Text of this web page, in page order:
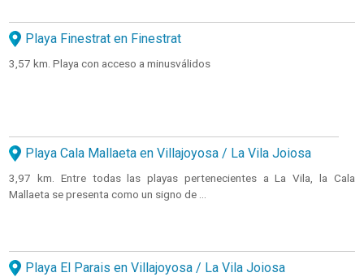
Playa Finestrat en Finestrat
3,57 km. Playa con acceso a minusválidos
Playa Cala Mallaeta en Villajoyosa / La Vila Joiosa
3,97 km. Entre todas las playas pertenecientes a La Vila, la Cala
Mallaeta se presenta como un signo de ...
Playa El Parais en Villajoyosa / La Vila Joiosa